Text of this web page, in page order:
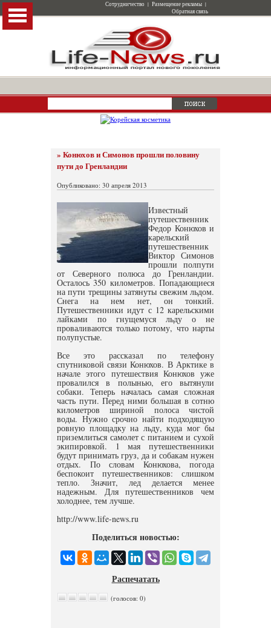
Сотрудничество | Размещение рекламы |
Обратная связь
» Конюхов и Симонов прошли половину
пути до Гренландии
Опубликовано: 30 апреля 2013
Известный
путешественник
Федор Конюхов и
карельский
путешественник
Виктор Симонов
прошли полпути
от Северного полюса до Гренландии.
Осталось 350 километров. Попадающиеся
на пути трещины затянуты свежим льдом.
Снега на нем нет, он тонкий.
Путешественники идут с 12 карельскими
лайками по гнущемуся льду о не
проваливаются только потому, что нарты
полупустые.
Все это рассказал по телефону
спутниковой связи Конюхов. В Арктике в
начале этого путешествия Конюхов уже
провалился в полынью, его вытянули
собаки. Теперь началась самая сложная
часть пути. Перед ними большая в сотню
километров шириной полоса чистой
воды. Нужно срочно найти подходящую
ровную площадку на льду, куда мог бы
приземлиться самолет с питанием и сухой
экипировкой. 1 мая путешественники
будут принимать груз, да и собакам нужен
отдых. По словам Конюхова, погода
беспокоит путешественников: слишком
тепло. Значит, лед делается менее
надежным. Для путешественников чем
холоднее, тем лучше.
http://www.life-news.ru
Поделиться новостью:
Распечатать
(голосов: 0)